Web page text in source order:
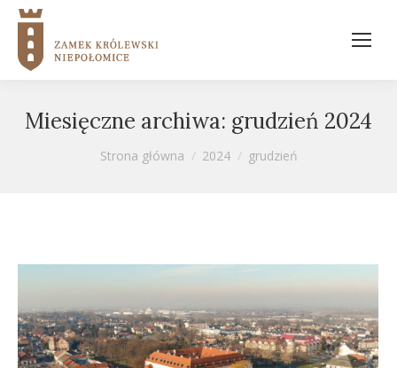
Miesięczne archiwa: grudzień 2024
Jesteś tutaj:
Strona główna 2024 grudzień